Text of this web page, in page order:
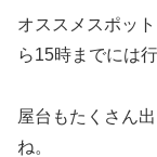
オススメスポッ
ら15時までには
屋台もたくさん
ね。